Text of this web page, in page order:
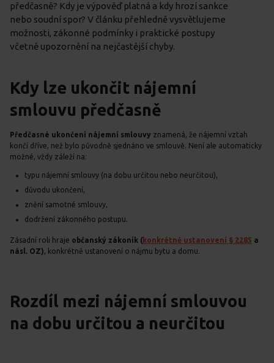
předčasně? Kdy je výpověď platná a kdy hrozí sankce
nebo soudní spor? V článku přehledně vysvětlujeme
možnosti, zákonné podmínky i praktické postupy
včetně upozornění na nejčastější chyby.
Kdy lze ukončit nájemní
smlouvu předčasně
Předčasné ukončení nájemní smlouvy znamená, že nájemní vztah
končí dříve, než bylo původně sjednáno ve smlouvě. Není ale automaticky
možné, vždy záleží na:
typu nájemní smlouvy (na dobu určitou nebo neurčitou),
důvodu ukončení,
znění samotné smlouvy,
dodržení zákonného postupu.
Zásadní roli hraje občanský zákoník ( konkrétně ustanovení § 2285 a
násl. OZ) , konkrétně ustanovení o nájmu bytu a domu.
Rozdíl mezi nájemní smlouvou
na dobu určitou a neurčitou